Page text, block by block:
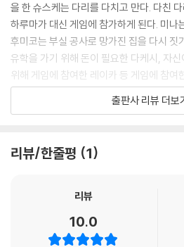
“조금만 참아. 나와 슈스케가 미나 널 양옆
“나오토, 머리 좋구나.”
“그게…… 잘될까?”
미나는 아직 믿음직스럽지 못한 듯 물었다.
“이것밖에 방법이 없어. 나오토의 작전대로
하루마의 말에도 미나는 망설일 뿐이었다.
“아무것도 안 하면 질 거야. 되든 안 되든 도
“……알겠어. 할게.”
했다. 두 사람은 눈을 감은 미나를 들어 올렸
을 한 슈스케는 다리를 다치고 만다. 다친
하루마가 대신 게임에 참가하게 된다. 미나
후미코는 부실 공사로 망가진 집을 다시 짓
유학을 가기 위해 돈이 필요한 다케시, 자
위해 게임에 참여한 레이카 등 게임에 참여
절실한 이유가 있다.
이 게임에서는 총 상금 10억을 살아남은 사
판인 게임 안에서 어른들의 사회를 엿보기
타인을 배려하고 희생의 가치를 깨닫게 해
출판사 리뷰 더보
리뷰/한줄평 1
리뷰
10.0